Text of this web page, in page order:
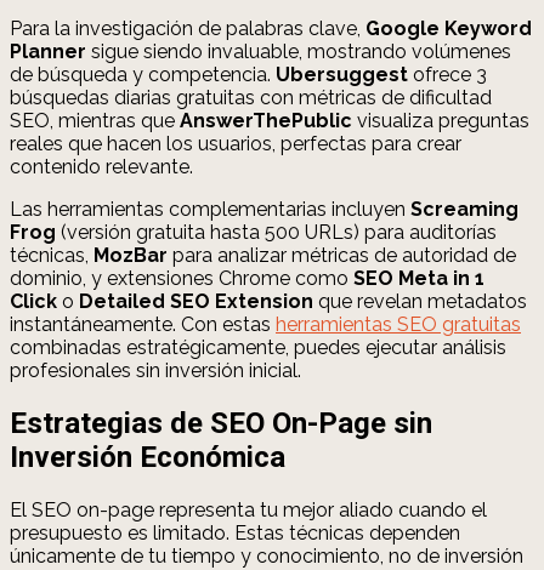
Para la investigación de palabras clave, Google Keyword
Planner sigue siendo invaluable, mostrando volúmenes
de búsqueda y competencia. Ubersuggest ofrece 3
búsquedas diarias gratuitas con métricas de dificultad
SEO, mientras que AnswerThePublic visualiza preguntas
reales que hacen los usuarios, perfectas para crear
contenido relevante.
Las herramientas complementarias incluyen Screaming
Frog (versión gratuita hasta 500 URLs) para auditorías
técnicas, MozBar para analizar métricas de autoridad de
dominio, y extensiones Chrome como SEO Meta in 1
Click o Detailed SEO Extension que revelan metadatos
instantáneamente. Con estas herramientas SEO gratuitas
combinadas estratégicamente, puedes ejecutar análisis
profesionales sin inversión inicial.
Estrategias de SEO On-Page sin
Inversión Económica
El SEO on-page representa tu mejor aliado cuando el
presupuesto es limitado. Estas técnicas dependen
únicamente de tu tiempo y conocimiento, no de inversión